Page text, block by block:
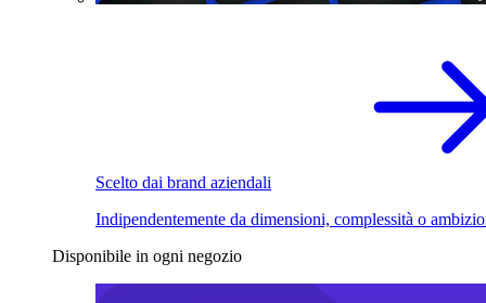
Scelto dai brand aziendali
Indipendentemente da dimensioni, complessità o
Disponibile in ogni negozio